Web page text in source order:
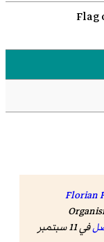
في 11 سبتمبر